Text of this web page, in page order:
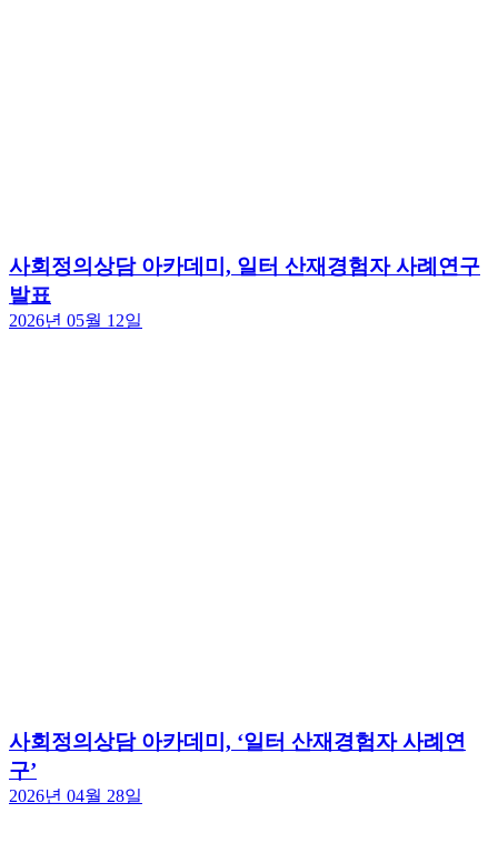
사회정의상담 아카데미, 일터 산재경험자 사례연구
발표
2026년 05월 12일
사회정의상담 아카데미, ‘일터 산재경험자 사례연
구’
2026년 04월 28일